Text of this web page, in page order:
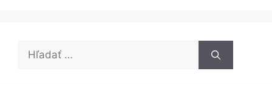
Hľadať: